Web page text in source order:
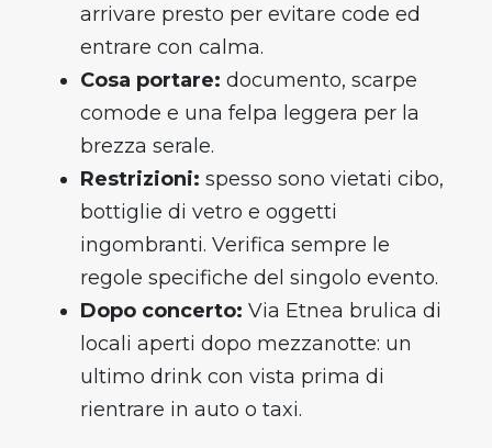
arrivare presto per evitare code ed
entrare con calma.
Cosa portare: documento, scarpe
comode e una felpa leggera per la
brezza serale.
Restrizioni: spesso sono vietati cibo,
bottiglie di vetro e oggetti
ingombranti. Verifica sempre le
regole specifiche del singolo evento.
Dopo concerto: Via Etnea brulica di
locali aperti dopo mezzanotte: un
ultimo drink con vista prima di
rientrare in auto o taxi.